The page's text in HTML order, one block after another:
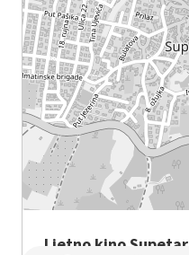
Ljetno kino Supetar